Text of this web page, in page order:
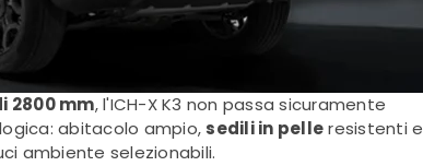
2800 mm, l'ICH-X K3 non passa sicuramente
abitacolo ampio, sedili in pelleresistenti e
ambiente selezionabili.